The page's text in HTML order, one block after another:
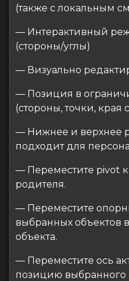
(также с локальным
— Интерактивный
(стороны/углы)
— Визуально
— Позиция в
(стороны, точки, края
— Нижнее и верхнее
подходит для
— Переместите pivot
родителя.
— Переместите
выбранных объектов
объекта.
— Переместите ось
позицию выбранного